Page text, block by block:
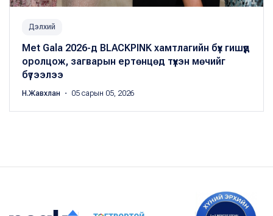
Дэлхий
Met Gala 2026-д BLACKPINK хамтлагийн бүх гишүүд
оролцож, загварын ертөнцөд түүхэн мөчийг
бүтээлээ
Н.Жавхлан ・ 05 сарын 05, 2026